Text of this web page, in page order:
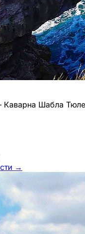
Каварна Шабла
→